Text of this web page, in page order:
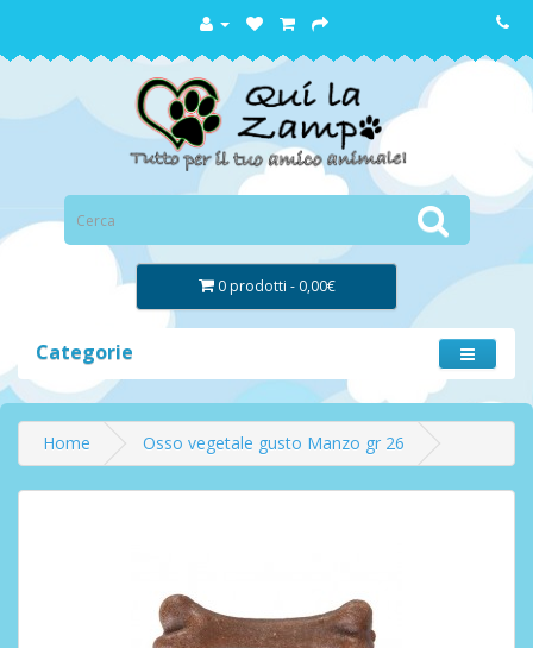
0 prodotti - 0,00€
Categorie
Home Osso vegetale gusto Manzo gr 26